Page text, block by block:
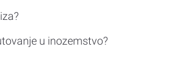
u inozemstvo?